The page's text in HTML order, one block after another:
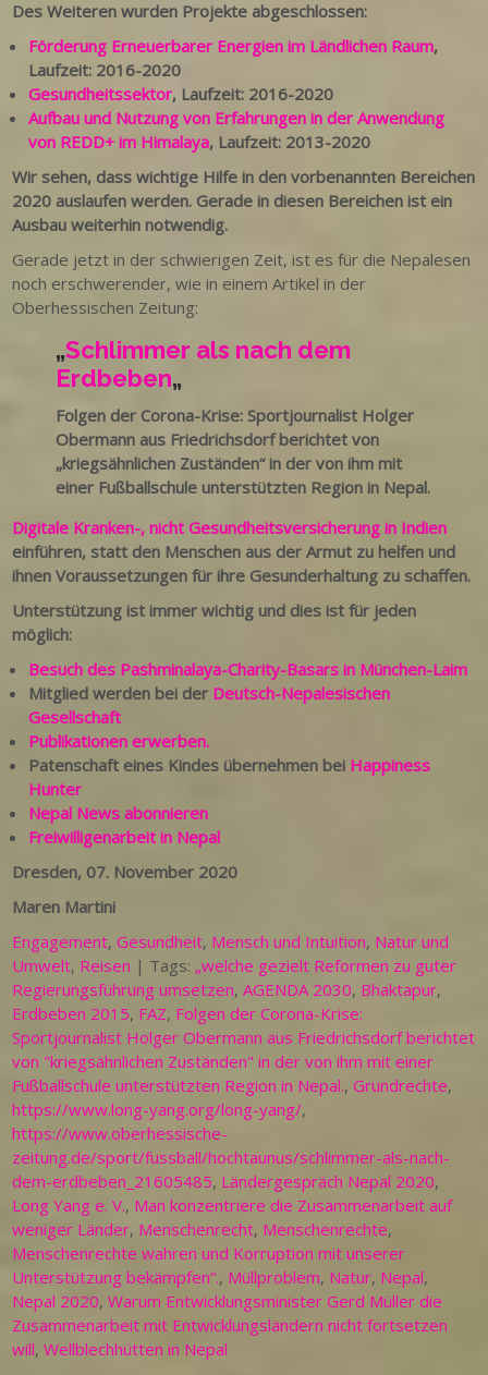
Des Weiteren wurden Projekte abgeschlossen:
Förderung Erneuerbarer Energien im Ländlichen Raum,
Laufzeit: 2016-2020
Gesundheitssektor, Laufzeit: 2016-2020
Aufbau und Nutzung von Erfahrungen in der Anwendung
von REDD+ im Himalaya, Laufzeit: 2013-2020
Wir sehen, dass wichtige Hilfe in den vorbenannten Bereichen
2020 auslaufen werden. Gerade in diesen Bereichen ist ein
Ausbau weiterhin notwendig.
Gerade jetzt in der schwierigen Zeit, ist es für die Nepalesen
noch erschwerender, wie in einem Artikel in der
Oberhessischen Zeitung:
„Schlimmer als nach dem
Erdbeben„
Folgen der Corona-Krise: Sportjournalist Holger
Obermann aus Friedrichsdorf berichtet von
„kriegsähnlichen Zuständen“ in der von ihm mit
einer Fußballschule unterstützten Region in Nepal.
Digitale Kranken-, nicht Gesundheitsversicherung in Indien
einführen, statt den Menschen aus der Armut zu helfen und
ihnen Voraussetzungen für ihre Gesunderhaltung zu schaffen.
Unterstützung ist immer wichtig und dies ist für jeden
möglich:
Besuch des Pashminalaya-Charity-Basars in München-Laim
Mitglied werden bei der Deutsch-Nepalesischen
Gesellschaft
Publikationen erwerben.
Patenschaft eines Kindes übernehmen bei Happiness
Hunter
Nepal News abonnieren
Freiwilligenarbeit in Nepal
Dresden, 07. November 2020
Maren Martini
Engagement,Gesundheit, Mensch und Intuition, Natur und
Umwelt, Reisen | Tags: „welche gezielt Reformen zu guter
Regierungsführung umsetzen,AGENDA 2030, Bhaktapur,
Erdbeben 2015, FAZ, Folgen der Corona-Krise:
Sportjournalist Holger Obermann aus Friedrichsdorf berichtet
von "kriegsähnlichen Zuständen" in der von ihm mit einer
Fußballschule unterstützten Region in Nepal.,Grundrechte,
https://www.long-yang.org/long-yang/,
https://www.oberhessische-
zeitung.de/sport/fussball/hochtaunus/schlimmer-als-nach-
dem-erdbeben_21605485, Ländergespräch Nepal 2020,
Long Yang e. V., Man konzentriere die Zusammenarbeit auf
weniger Länder, Menschenrecht, Menschenrechte,
Menschenrechte wahren und Korruption mit unserer
Unterstützung bekämpfen“., Müllproblem, Natur, Nepal,
Nepal 2020,Warum Entwicklungsminister Gerd Müller die
Zusammenarbeit mit Entwicklungsländern nicht fortsetzen
will,Wellblechhütten in Nepal